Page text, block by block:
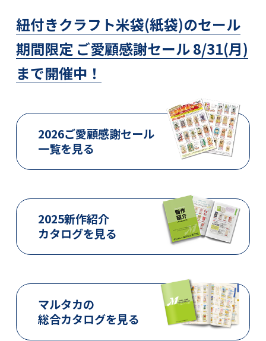
紐付きクラフト米袋(紙袋)のセール
期間限定 ご愛顧感謝セール 8/31(月)
まで開催中！
2026ご愛顧感謝セール
一覧を見る
2025新作紹介
カタログを見る
マルタカの
総合カタログを見る